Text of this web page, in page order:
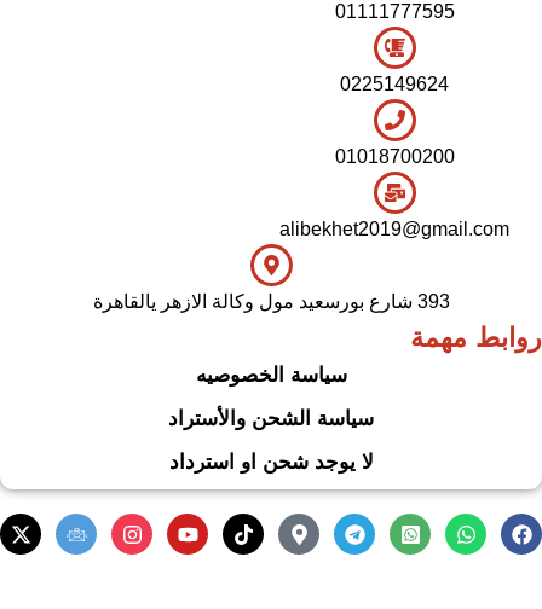
01111777595
0225149624
01018700200
روابط مهمة
سياسة الخصوصيه
سياسة الشحن والأستراد
لا يوجد شحن او استرداد
alibekhet2019@gmail.com
393 شارع بورسعيد مول وكالة الازهر يالقاهرة